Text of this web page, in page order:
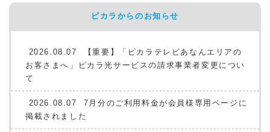
ピカラからのお知らせ
2026.08.07
【重要】「ピカラテレビあなんエリアの
お客さまへ」ピカラ光サービスの請求事業者変更につい
て
2026.08.07 7月分のご利用料金が会員様専用ページに
掲載されました